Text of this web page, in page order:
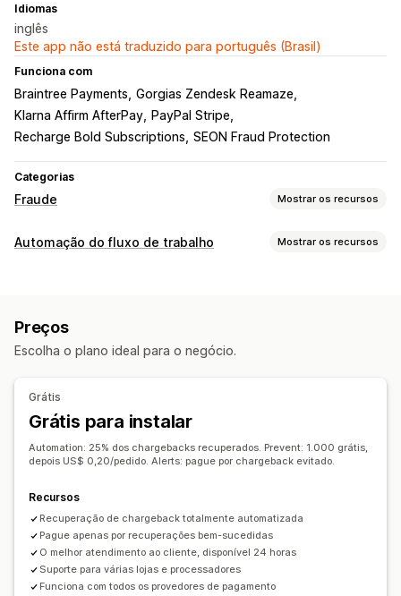
Idiomas
inglês
Este app não está traduzido para português (Brasil)
Funciona com
Braintree Payments Gorgias Zendesk Reamaze
Klarna Affirm AfterPay
PayPal Stripe
Recharge Bold Subscriptions SEON Fraud Protection
Categorias
Fraude Mostrar os recursos
Tipos de fraude
Ferramentas de prevenção
Validação de pedido
Pedido em espera
Listas de bloqueio
Detecção baseada em IA
Alertas e análises
Alertas de alto risco
Atividade suspeita
Alertas personalizados
Avisos de fraude
Análises de estornos
Relatórios de alto risco
Notificações dos apps
Notificações por e-mail
Automação do fluxo de trabalho Mostrar os recursos
Detecção de fraude
Status do pagamento Com base no tempo
Personalização
Lógica condicional
Modelos Sincronização automática de dados
Preços
Escolha o plano ideal para o negócio.
Grátis
Grátis para instalar
Automation: 25% dos chargebacks recuperados. Prevent: 1.000 grátis,
depois US$ 0,20/pedido. Alerts: pague por chargeback evitado.
Recursos
Recuperação de chargeback totalmente automatizada
Pague apenas por recuperações bem-sucedidas
O melhor atendimento ao cliente, disponível 24 horas
Suporte para várias lojas e processadores
Funciona com todos os provedores de pagamento